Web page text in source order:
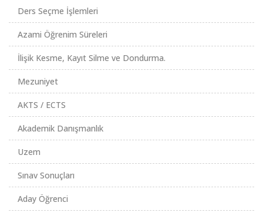
Ders Seçme İşlemleri
Azami Öğrenim Süreleri
İlişik Kesme, Kayıt Silme ve Dondurma.
Mezuniyet
AKTS / ECTS
Akademik Danışmanlık
Uzem
Sınav Sonuçları
Aday Öğrenci